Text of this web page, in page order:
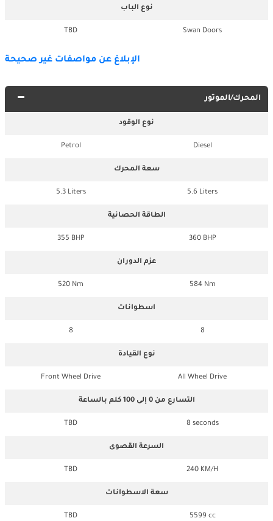
نوع الباب
Swan Doors
TBD
الإبلاغ عن مواصفات غير صحيحة
المحرك/الموتور
نوع الوقود
Diesel
Petrol
سعة المحرك
5.6 Liters
5.3 Liters
الطاقة الحصانية
360 BHP
355 BHP
عزم الدوران
584 Nm
520 Nm
اسطوانات
8
8
نوع القيادة
All Wheel Drive
Front Wheel Drive
التسارع من 0 إلى 100 كلم بالساعة
8 seconds
TBD
السرعة القصوى
240 KM/H
TBD
سعة الاسطوانات
5599 cc
TBD